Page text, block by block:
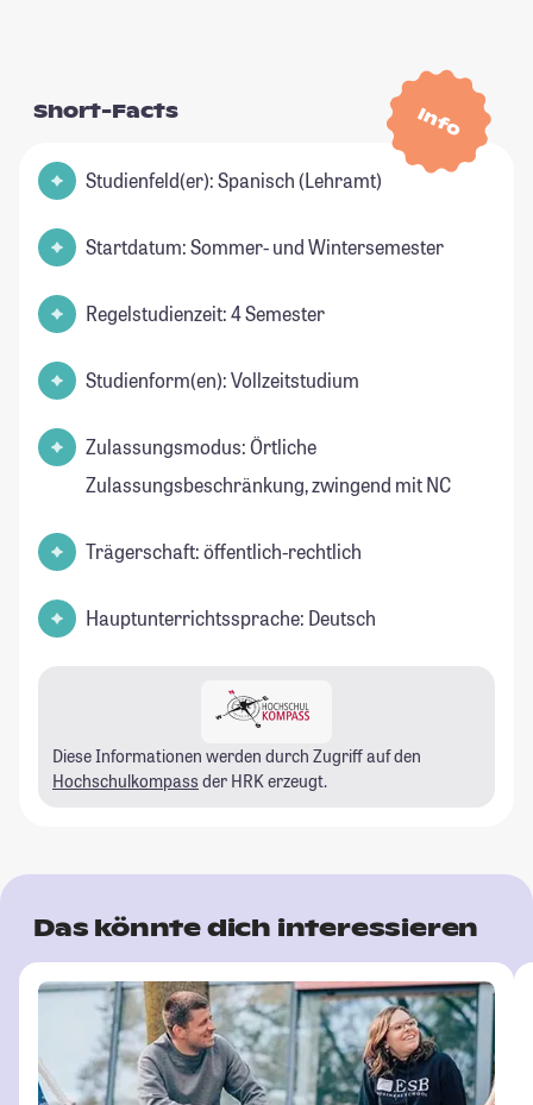
Info
Short-Facts
Studienfeld(er): Spanisch (Lehramt)
Startdatum: Sommer- und Wintersemester
Regelstudienzeit: 4 Semester
Studienform(en): Vollzeitstudium
Zulassungsmodus: Örtliche
Zulassungsbeschränkung, zwingend mit NC
Trägerschaft: öffentlich-rechtlich
Hauptunterrichtssprache: Deutsch
Diese Informationen werden durch Zugriff auf den
Hochschulkompass der HRK erzeugt.
Das könnte dich interessieren